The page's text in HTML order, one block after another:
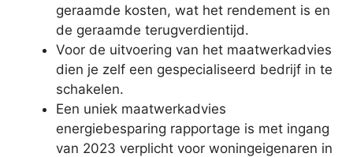
geraamde kosten, wat het rendement is en
de geraamde terugverdientijd.
Voor de uitvoering van het maatwerkadvies
dien je zelf een gespecialiseerd bedrijf in te
schakelen.
Een uniek maatwerkadvies
energiebesparing rapportage is met ingang
van 2023 verplicht voor woningeigenaren in